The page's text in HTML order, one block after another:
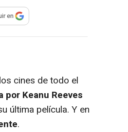
compartir
en
cines de todo el
por Keanu Reeves
última película. Y en
.